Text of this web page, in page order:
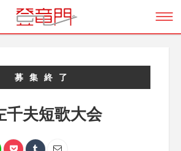
募集終了
千夫短歌大会